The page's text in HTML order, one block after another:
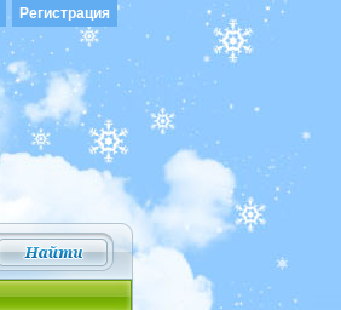
Регистрация